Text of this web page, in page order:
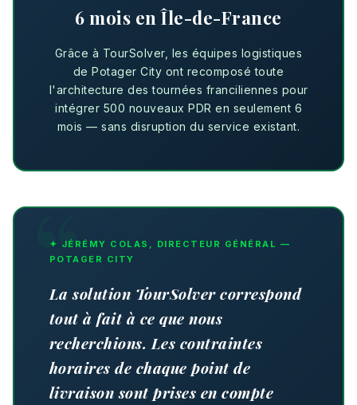
6 mois en Île-de-France
Grâce à TourSolver, les équipes logistiques
de Potager City ont recomposé toute
l'architecture des tournées franciliennes pour
intégrer 500 nouveaux PDR en seulement 6
mois — sans disruption du service existant.
✦ JÉRÉMY COLAS, DIRECTEUR GÉNÉRAL —
POTAGER CITY
La solution TourSolver correspond
tout à fait à ce que nous
recherchions. Les contraintes
horaires de chaque point de
livraison sont prises en compte